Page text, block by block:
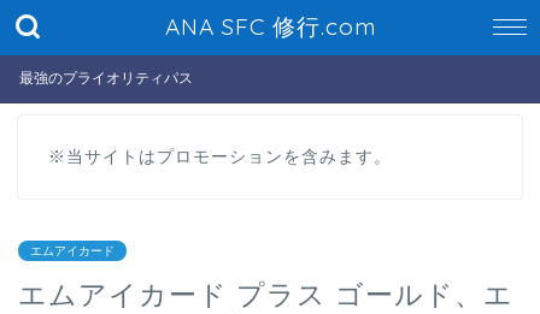
ANA SFC 修行.com
最強のプライオリティパス
※当サイトはプロモーションを含みます。
エムアイカード
エムアイカード プラス ゴールド、エ